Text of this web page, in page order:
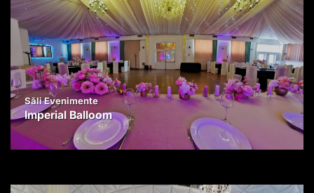
Săli Evenimente
Imperial Balloom